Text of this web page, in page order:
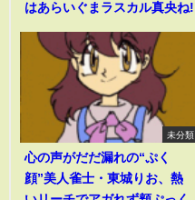
はあらいぐまラスカル真央ね!
未分類
心の声がだだ漏れの“ぷく
顔”美人雀士・東城りお、熱